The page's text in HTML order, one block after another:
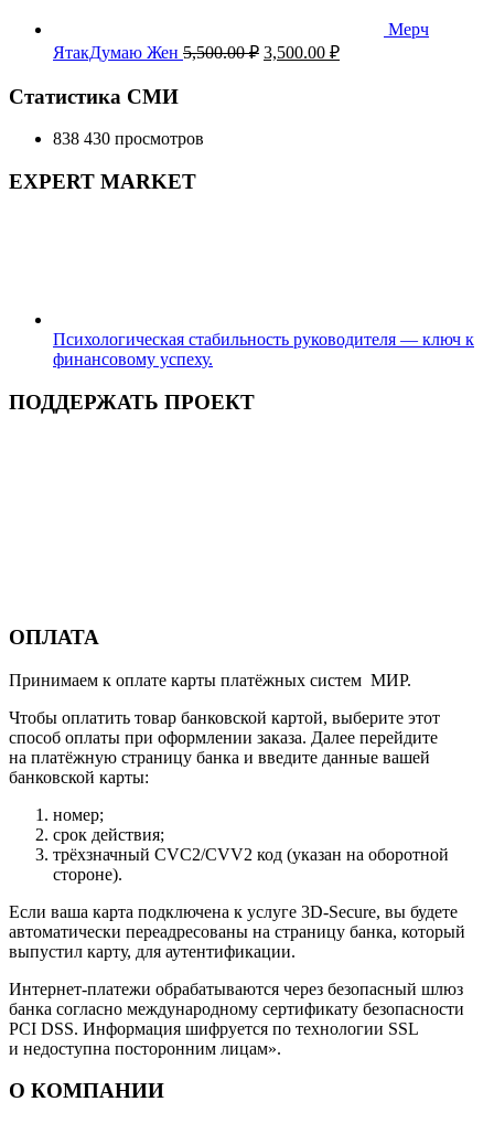
Мерч
ЯтакДумаю Жен 5,500.00₽ Первоначальная
3,500.00 ₽Текущая
Статистика СМИ
838 430 просмотров
EXPERT MARKET
Психологическая стабильность руководителя — ключ к
финансовому успеху.
ПОДДЕРЖАТЬ ПРОЕКТ
ОПЛАТА
Принимаем к оплате карты платёжных систем МИР.
Чтобы оплатить товар банковской картой, выберите этот
способ оплаты при оформлении заказа. Далее перейдите
на платёжную страницу банка и введите данные вашей
банковской карты:
номер;
срок действия;
трёхзначный CVC2/CVV2 код (указан на оборотной
стороне).
Если ваша карта подключена к услуге 3D-Secure, вы будете
автоматически переадресованы на страницу банка, который
выпустил карту, для аутентификации.
Интернет-платежи обрабатываются через безопасный шлюз
банка согласно международному сертификату безопасности
PCI DSS. Информация шифруется по технологии SSL
и недоступна посторонним лицам».
О КОМПАНИИ